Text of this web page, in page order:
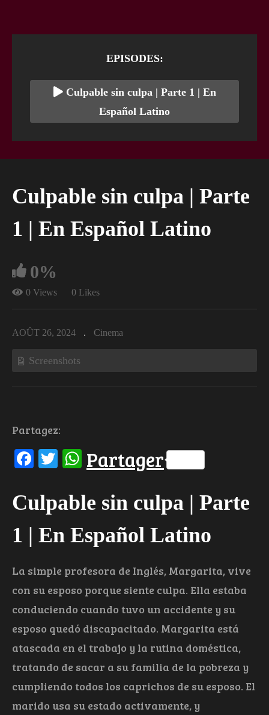
EPISODES:
Culpable sin culpa | Parte 1 | En
Español Latino
Culpable sin culpa | Parte
1 | En Español Latino
0%
0 Views 0 Likes
AOÛT 26, 2024 Cinema
Screenshots
Partagez:
Facebook
Twitter
WhatsApp
Partager
Culpable sin culpa | Parte
1 | En Español Latino
La simple profesora de Inglés, Margarita, vive
con su esposo porque siente culpa. Ella estaba
conduciendo cuando tuvo un accidente y su
esposo quedó discapacitado. Margarita está
atascada en el trabajo y la rutina doméstica,
tratando de sacar a su familia de la pobreza y
cumpliendo todos los caprichos de su esposo. El
marido usa su estado activamente, y